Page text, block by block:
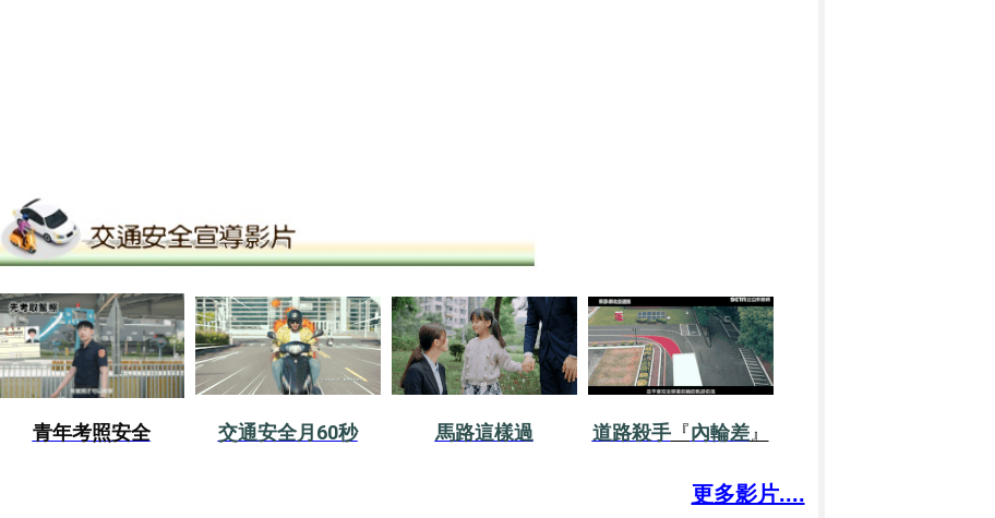
青年考照安全 交通安全月60秒 馬路這樣過 道路殺手『內輪差』
更多影片....